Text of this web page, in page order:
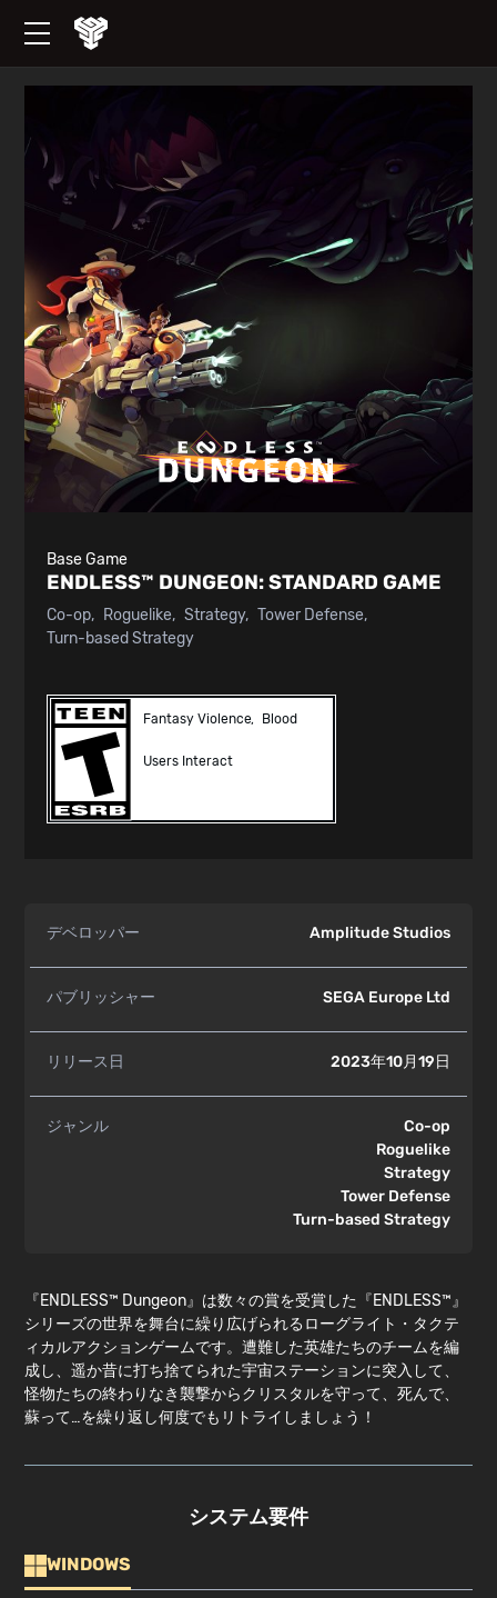
Base Game
ENDLESS™ DUNGEON:STANDARD GAME
Co-op Roguelike Strategy
Tower Defense
Turn-based Strategy
Fantasy Violence Blood
Users Interact
デベロッパー Amplitude Studios
パブリッシャー SEGA Europe Ltd
リリース日 2023年10月19日
ジャンル
Co-op
Roguelike
Strategy
Tower Defense
Turn-based Strategy
『ENDLESS™ Dungeon』は数々の賞を受賞した『ENDLESS™』
シリーズの世界を舞台に繰り広げられるローグライト・タクテ
ィカルアクションゲームです。遭難した英雄たちのチームを編
成し、遥か昔に打ち捨てられた宇宙ステーションに突入して、
怪物たちの終わりなき襲撃からクリスタルを守って、死んで、
蘇って…を繰り返し何度でもリトライしましょう！
システム要件
WINDOWS